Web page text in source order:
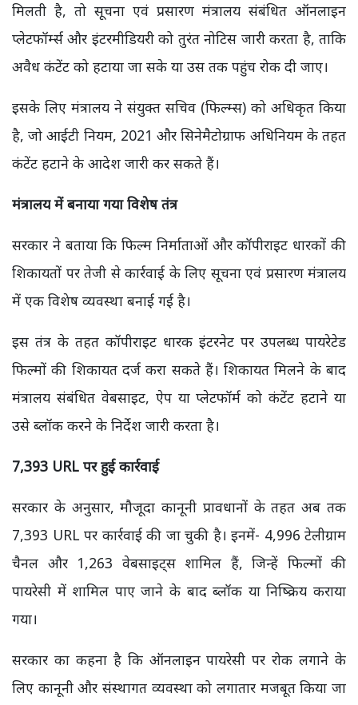
मिलती है, तो सूचना एवं प्रसारण मंत्रालय संबंधित ऑनलाइन
प्लेटफॉर्म्स और इंटरमीडियरी को तुरंत नोटिस जारी करता है, ताकि
अवैध कंटेंट को हटाया जा सके या उस तक पहुंच रोक दी जाए।
इसके लिए मंत्रालय ने संयुक्त सचिव (फिल्म्स) को अधिकृत किया
है, जो आईटी नियम, 2021 और सिनेमैटोग्राफ अधिनियम के तहत
कंटेंट हटाने के आदेश जारी कर सकते हैं।
मंत्रालय में बनाया गया विशेष तंत्र
सरकार ने बताया कि फिल्म निर्माताओं और कॉपीराइट धारकों की
शिकायतों पर तेजी से कार्रवाई के लिए सूचना एवं प्रसारण मंत्रालय
में एक विशेष व्यवस्था बनाई गई है।
इस तंत्र के तहत कॉपीराइट धारक इंटरनेट पर उपलब्ध पायरेटेड
फिल्मों की शिकायत दर्ज करा सकते हैं। शिकायत मिलने के बाद
मंत्रालय संबंधित वेबसाइट, ऐप या प्लेटफॉर्म को कंटेंट हटाने या
उसे ब्लॉक करने के निर्देश जारी करता है।
7,393 URL पर हुई कार्रवाई
सरकार के अनुसार, मौजूदा कानूनी प्रावधानों के तहत अब तक
7,393 URL पर कार्रवाई की जा चुकी है। इनमें- 4,996 टेलीग्राम
चैनल और 1,263 वेबसाइट्स शामिल हैं, जिन्हें फिल्मों की
पायरेसी में शामिल पाए जाने के बाद ब्लॉक या निष्क्रिय कराया
गया।
सरकार का कहना है कि ऑनलाइन पायरेसी पर रोक लगाने के
लिए कानूनी और संस्थागत व्यवस्था को लगातार मजबूत किया जा